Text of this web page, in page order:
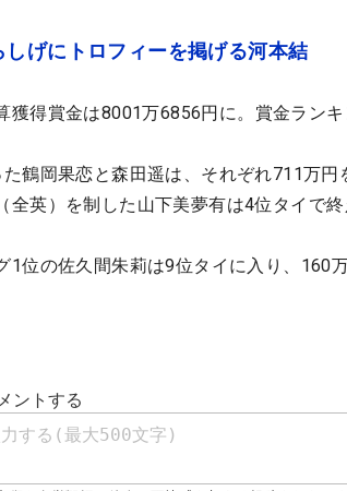
しげにトロフィーを掲げる河本結
獲得賞金は8001万6856円に。賞金ランキ
鶴岡果恋と森田遥は、それぞれ711万
全英）を制した山下美夢有は4位タイで終
1位の佐久間朱莉は9位タイに入り、160